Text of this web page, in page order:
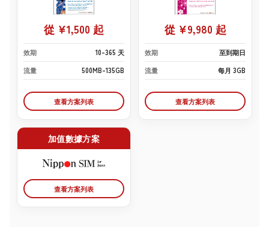
從 ¥1,500 起
效期
10–365 天
流量
500MB–135GB
查看方案列表
從 ¥9,980 起
效期
至到期日
流量
每月 3GB
查看方案列表
加值數據方案
查看方案列表